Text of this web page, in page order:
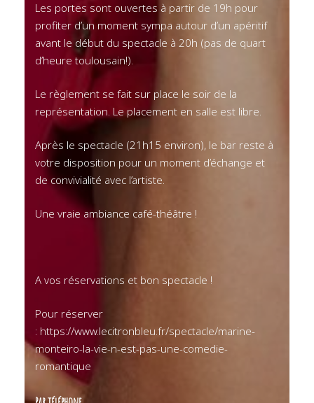
Les portes sont ouvertes à partir de 19h pour
profiter d’un moment sympa autour d’un apéritif
avant le début du spectacle à 20h (pas de quart
d’heure toulousain!).
Le règlement se fait sur place le soir de la
représentation. Le placement en salle est libre.
Après le spectacle (21h15 environ), le bar reste à
votre disposition pour un moment d’échange et
de convivialité avec l’artiste.
Une vraie ambiance café-théâtre !
A vos réservations et bon spectacle !
Pour réserver
: https://www.lecitronbleu.fr/spectacle/marine-
monteiro-la-vie-n-est-pas-une-comedie-
romantique